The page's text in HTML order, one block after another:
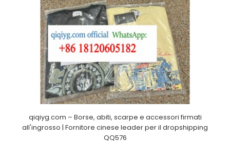
qiqiyg.com – Borse, abiti, scarpe e accessori firmati
all'ingrosso | Fornitore cinese leader per il dropshipping
QQ576